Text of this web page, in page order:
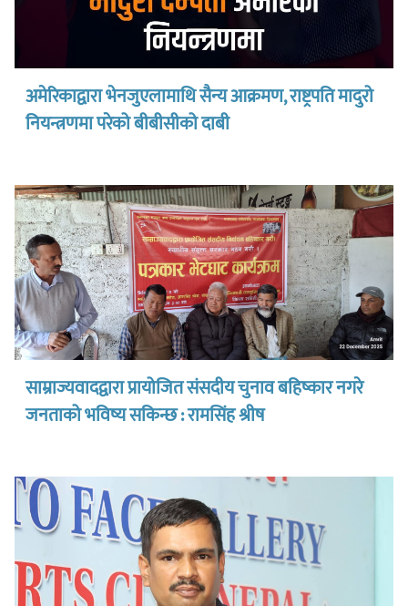
अमेरिकाद्वारा भेनजुएलामाथि सैन्य आक्रमण, राष्ट्रपति मादुरो
नियन्त्रणमा परेको बीबीसीको दाबी
साम्राज्यवादद्वारा प्रायोजित संसदीय चुनाव बहिष्कार नगरे
जनताको भविष्य सकिन्छ : रामसिंह श्रीष